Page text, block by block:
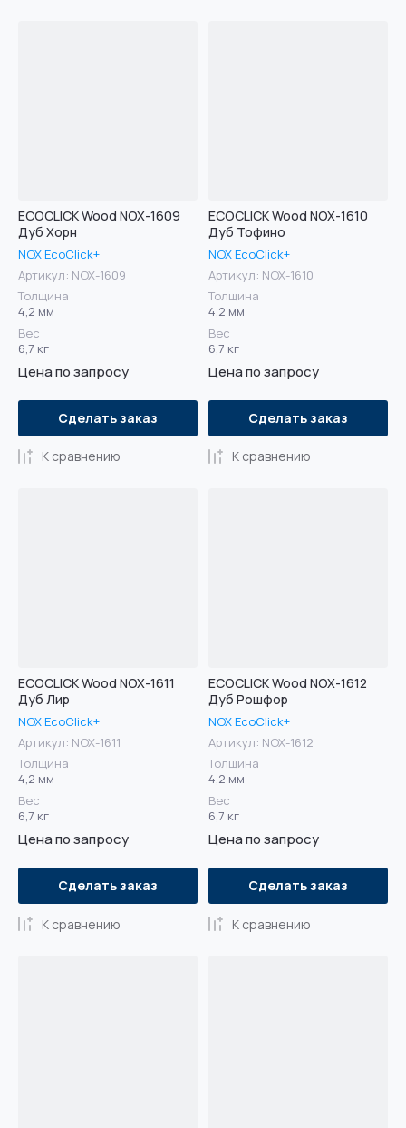
ECOCLICK Wood NOX-1609
Дуб Хорн
NOX EcoClick+
Артикул: NOX-1609
Толщина
4,2 мм
Вес
6,7 кг
Цена по запросу
Сделать заказ
К сравнению
ECOCLICK Wood NOX-1610
Дуб Тофино
NOX EcoClick+
Артикул: NOX-1610
Толщина
4,2 мм
Вес
6,7 кг
Цена по запросу
Сделать заказ
К сравнению
ECOCLICK Wood NOX-1611
Дуб Лир
NOX EcoClick+
Артикул: NOX-1611
Толщина
4,2 мм
Вес
6,7 кг
Цена по запросу
Сделать заказ
К сравнению
ECOCLICK Wood NOX-1612
Дуб Рошфор
NOX EcoClick+
Артикул: NOX-1612
Толщина
4,2 мм
Вес
6,7 кг
Цена по запросу
Сделать заказ
К сравнению